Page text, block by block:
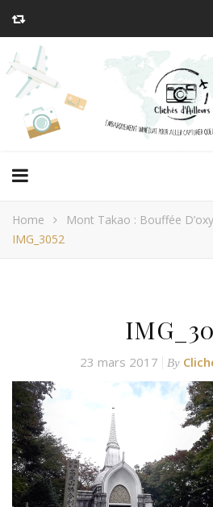
Home
Mont Takao : Bouffée
IMG_3052
23 mars 2017 By